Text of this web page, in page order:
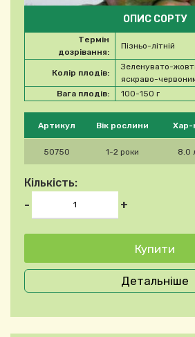
Будь ласка, виберіть
Артикул Вік рослини Хар-
50750 1-2 роки 8.0
Кількість:
-
+
ОПИС СОРТУ
Термін
дозрівання:
Пізньо-літній
Колір плодів:
Зеленувато-
яскраво-
Вага плодів:
100-150 г
Детальніше